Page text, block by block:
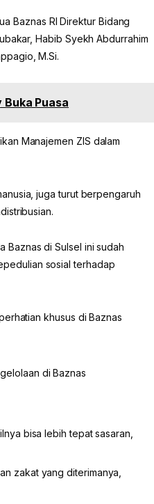
Baznas RI Direktur Bidang
Habib Syekh Abdurrahim
M.Si.
Puasa
Manajemen ZIS dalam
juga turut berpengaruh
Baznas di Sulsel ini sudah
sosial terhadap
khusus di Baznas
di Baznas
bisa lebih tepat sasaran,
zakat yang diterimanya,